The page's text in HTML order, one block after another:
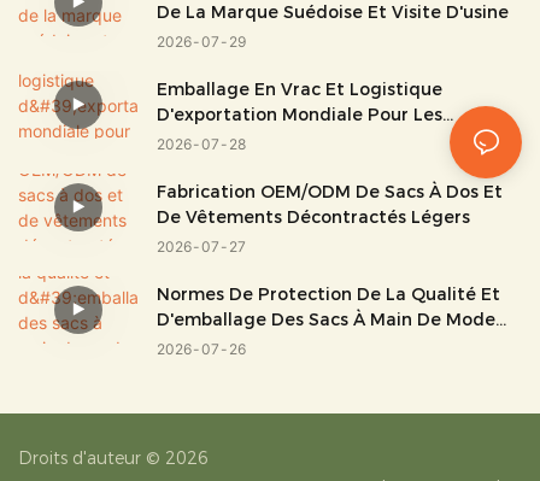
De La Marque Suédoise Et Visite D'usine
2026 07 29
Emballage En Vrac Et Logistique
D'exportation Mondiale Pour Les
Bagages Et Les Sacs
2026 07 28
Fabrication OEM/ODM De Sacs À Dos Et
De Vêtements Décontractés Légers
2026 07 27
Normes De Protection De La Qualité Et
D'emballage Des Sacs À Main De Mode
Haut De Gamme
2026 07 26
Droits d'auteur © 2026